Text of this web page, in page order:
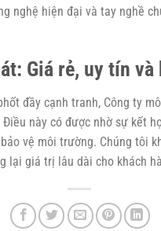
nghệ hiện đại và tay nghề
Giá rẻ, uy tín
đầy cạnh tranh, Công ty
Điều này có được nhờ sự kết
vệ môi trường. Chúng tôi
lại giá trị lâu dài cho khách